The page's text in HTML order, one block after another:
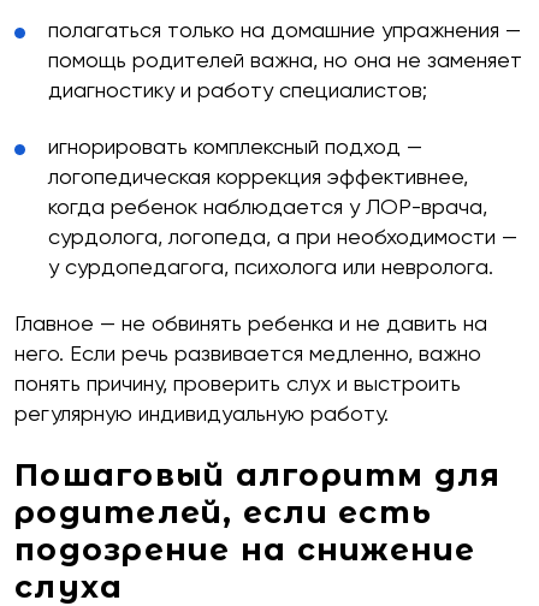
полагаться только на домашние упражнения —
помощь родителей важна, но она не заменяет
диагностику и работу специалистов;
игнорировать комплексный подход —
логопедическая коррекция эффективнее,
когда ребенок наблюдается у ЛОР-врача,
сурдолога, логопеда, а при необходимости —
у сурдопедагога, психолога или невролога.
Главное — не обвинять ребенка и не давить на
него. Если речь развивается медленно, важно
понять причину, проверить слух и выстроить
регулярную индивидуальную работу.
Пошаговый алгоритм для
родителей, если есть
подозрение на снижение
слуха